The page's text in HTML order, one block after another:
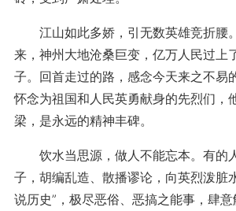
江山如此多娇，引无数英雄竞折腰
来，神州大地沧桑巨变，亿万人民过上
子。回首走过的路，感念今天来之不易
怀念为祖国和人民英勇献身的先烈们，
梁，是永远的精神丰碑。
饮水当思源，做人不能忘本。有的
子，胡编乱造、散播谬论，向英烈泼脏
说历史”，极尽恶俗、恶搞之能事，肆